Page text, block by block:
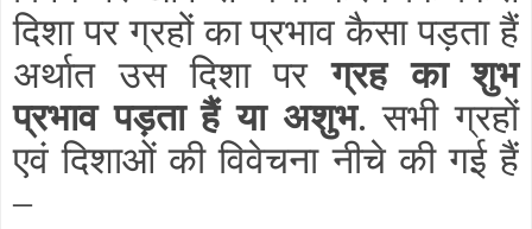
दिशा पर ग्रहों का प्रभाव कैसा पड़ता हैं
अर्थात उस दिशा परग्रह का शुभ
प्रभाव पड़ता हैं या अशुभ. सभी ग्रहों
एवं दिशाओं की विवेचना नीचे की गई हैं
–